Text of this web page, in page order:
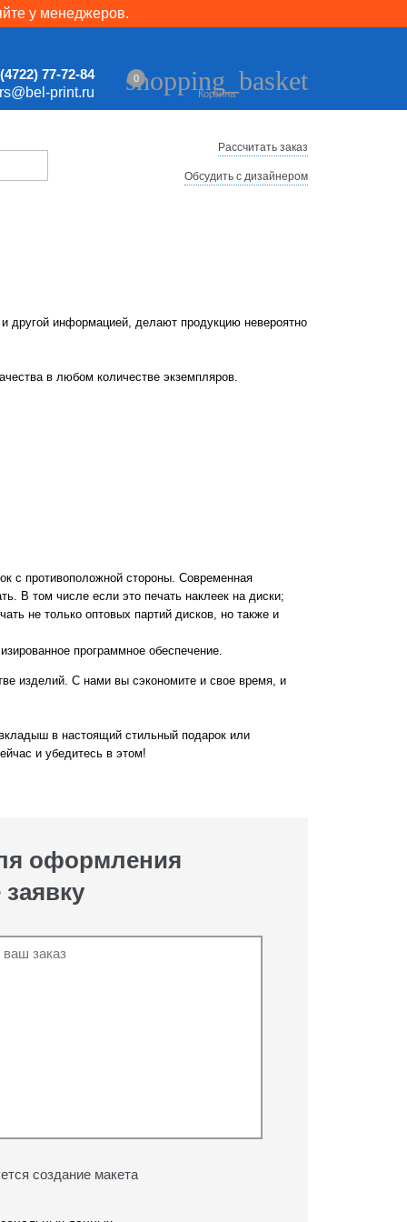
у менеджеров.
77-72-84
print.ru
shopping_basket
Корзина
0
Рассчитать заказ
Обсудить с дизайнером
другой информацией, делают продукцию невероятно
в любом количестве экземпляров.
с противоположной стороны. Современная
В том числе если это печать наклеек на диски;
не только оптовых партий дисков, но также и
программное обеспечение.
изделий. С нами вы сэкономите и свое время, и
в настоящий стильный подарок или
и убедитесь в этом!
оформления
заявку
создание макета